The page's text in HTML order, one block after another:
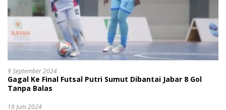
9 September 2024
Gagal Ke Final Futsal Putri Sumut Dibantai Jabar 8 Gol
Tanpa Balas
19 Juni 2024